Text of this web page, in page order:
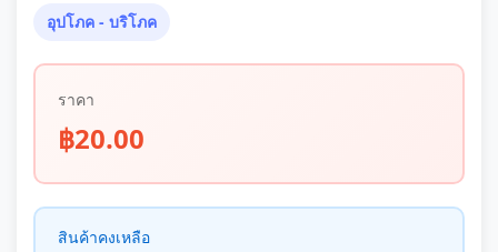
อุปโภค - บริโภค
ราคา
฿20.00
สินค้าคงเหลือ